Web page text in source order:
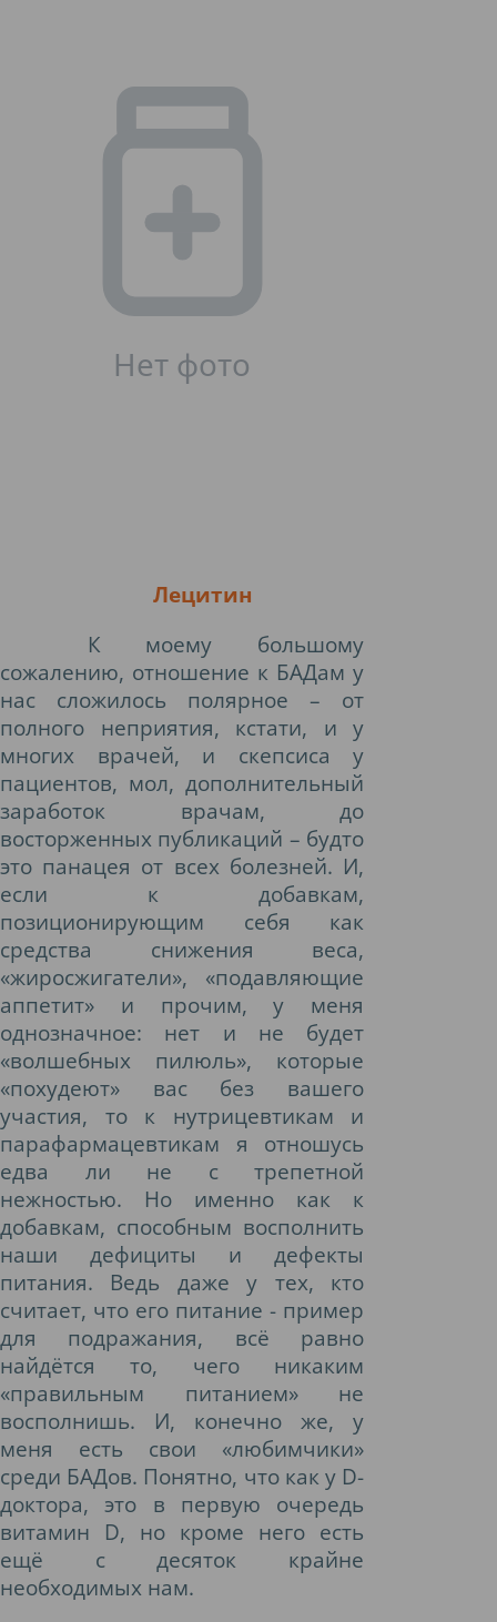
Лецитин
К моему большому
сожалению, отношение к БАДам у
нас сложилось полярное – от
полного неприятия, кстати, и у
многих врачей, и скепсиса у
пациентов, мол, дополнительный
заработок врачам, до
восторженных публикаций – будто
это панацея от всех болезней. И,
если к добавкам,
позиционирующим себя как
средства снижения веса,
«жиросжигатели», «подавляющие
аппетит» и прочим, у меня
однозначное: нет и не будет
«волшебных пилюль», которые
«похудеют» вас без вашего
участия, то к нутрицевтикам и
парафармацевтикам я отношусь
едва ли не с трепетной
нежностью. Но именно как к
добавкам, способным восполнить
наши дефициты и дефекты
питания. Ведь даже у тех, кто
считает, что его питание - пример
для подражания, всё равно
найдётся то, чего никаким
«правильным питанием» не
восполнишь. И, конечно же, у
меня есть свои «любимчики»
среди БАДов. Понятно, что как у D-
доктора, это в первую очередь
витамин D, но кроме него есть
ещё с десяток крайне
необходимых нам.